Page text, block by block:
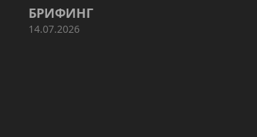
БРИФИНГ
14.07.2026